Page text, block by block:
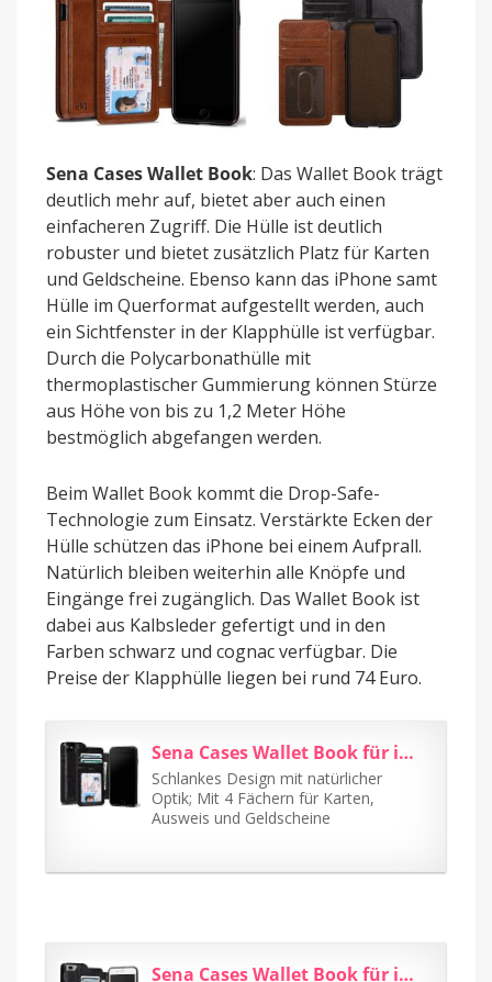
Sena Cases Wallet Book: Das Wallet Book trägt
deutlich mehr auf, bietet aber auch einen
einfacheren Zugriff. Die Hülle ist deutlich
robuster und bietet zusätzlich Platz für Karten
und Geldscheine. Ebenso kann das iPhone samt
Hülle im Querformat aufgestellt werden, auch
ein Sichtfenster in der Klapphülle ist verfügbar.
Durch die Polycarbonathülle mit
thermoplastischer Gummierung können Stürze
aus Höhe von bis zu 1,2 Meter Höhe
bestmöglich abgefangen werden.
Beim Wallet Book kommt die Drop-Safe-
Technologie zum Einsatz. Verstärkte Ecken der
Hülle schützen das iPhone bei einem Aufprall.
Natürlich bleiben weiterhin alle Knöpfe und
Eingänge frei zugänglich. Das Wallet Book ist
dabei aus Kalbsleder gefertigt und in den
Farben schwarz und cognac verfügbar. Die
Preise der Klapphülle liegen bei rund 74 Euro.
Sena Cases Wallet Book für iPhone 7 schwarz
Schlankes Design mit natürlicher
Optik; Mit 4 Fächern für Karten,
Ausweis und Geldscheine
Sena Cases Wallet Book für iPhone 7 Plus schwarz